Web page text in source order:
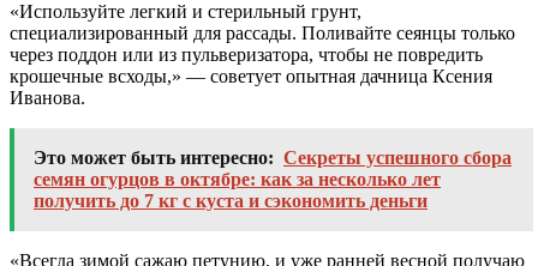
«Используйте легкий и стерильный грунт,
специализированный для рассады. Поливайте сеянцы только
через поддон или из пульверизатора, чтобы не повредить
крошечные всходы,» — советует опытная дачница Ксения
Иванова.
Это может быть интересно: Секреты успешного сбора
семян огурцов в октябре: как за несколько лет
получить до 7 кг с куста и сэкономить деньги
«Всегда зимой сажаю петунию, и уже ранней весной получаю